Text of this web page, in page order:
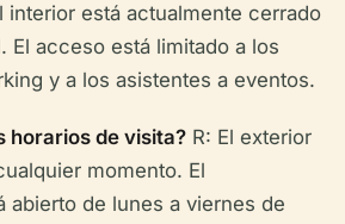
interior está actualmente cerrado
El acceso está limitado a los
y a los asistentes a eventos.
horarios de visita? R: El exterior
momento. El
abierto de lunes a viernes de